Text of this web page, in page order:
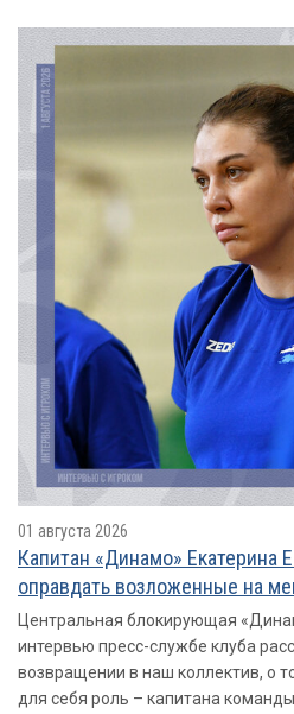
01 августа 2026
Капитан «Динамо» Екатерина
оправдать возложенные на
Центральная блокирующая
интервью пресс-службе клуба
возвращении в наш коллектив, о
для себя роль – капитана